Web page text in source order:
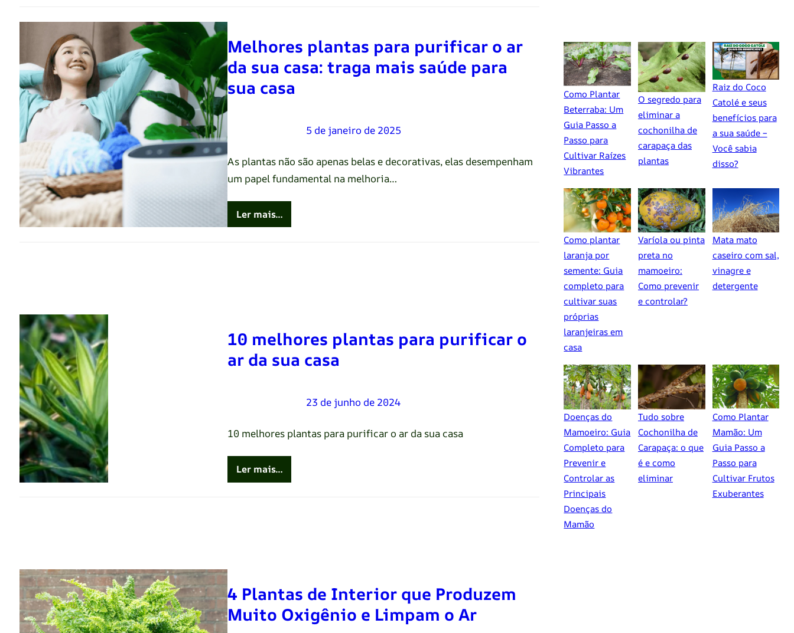
Melhores plantas para purificar o ar
da sua casa: traga mais saúde para
sua casa
5 de janeiro de 2025
As plantas não são apenas belas e decorativas, elas desempenham
um papel fundamental na melhoria…
Ler mais…
10 melhores plantas para purificar o
ar da sua casa
23 de junho de 2024
10 melhores plantas para purificar o ar da sua casa
Ler mais…
4 Plantas de Interior que Produzem
Muito Oxigênio e Limpam o Ar
Como Plantar
Beterraba: Um
Guia Passo a
Passo para
Cultivar Raízes
Vibrantes
O segredo para
eliminar a
cochonilha de
carapaça das
plantas
Raiz do Coco
Catolé e seus
benefícios para
a sua saúde –
Você sabia
disso?
Como plantar
laranja por
semente: Guia
completo para
cultivar suas
próprias
laranjeiras em
casa
Varíola ou pinta
preta no
mamoeiro:
Como prevenir
e controlar?
Mata mato
caseiro com sal,
vinagre e
detergente
Doenças do
Mamoeiro: Guia
Completo para
Prevenir e
Controlar as
Principais
Doenças do
Mamão
Tudo sobre
Cochonilha de
Carapaça: o que
é e como
eliminar
Como Plantar
Mamão: Um
Guia Passo a
Passo para
Cultivar Frutos
Exuberantes